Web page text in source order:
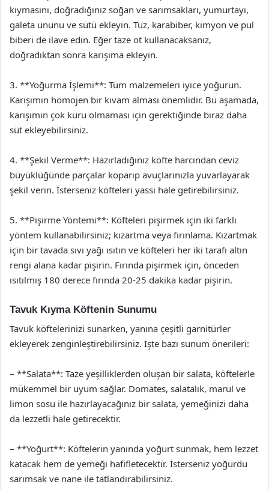
kıymasını, doğradığınız soğan ve sarımsakları, yumurtayı,
galeta ununu ve sütü ekleyin. Tuz, karabiber, kimyon ve pul
biberi de ilave edin. Eğer taze ot kullanacaksanız,
doğradıktan sonra karışıma ekleyin.
3. **Yoğurma İşlemi**: Tüm malzemeleri iyice yoğurun.
Karışımın homojen bir kıvam alması önemlidir. Bu aşamada,
karışımın çok kuru olmaması için gerektiğinde biraz daha
süt ekleyebilirsiniz.
4. **Şekil Verme**: Hazırladığınız köfte harcından ceviz
büyüklüğünde parçalar koparıp avuçlarınızla yuvarlayarak
şekil verin. İsterseniz köfteleri yassı hale getirebilirsiniz.
5. **Pişirme Yöntemi**: Köfteleri pişirmek için iki farklı
yöntem kullanabilirsiniz; kızartma veya fırınlama. Kızartmak
için bir tavada sıvı yağı ısıtın ve köfteleri her iki tarafı altın
rengi alana kadar pişirin. Fırında pişirmek için, önceden
ısıtılmış 180 derece fırında 20-25 dakika kadar pişirin.
Tavuk Kıyma Köftenin Sunumu
Tavuk köftelerinizi sunarken, yanına çeşitli garnitürler
ekleyerek zenginleştirebilirsiniz. İşte bazı sunum önerileri:
– **Salata**: Taze yeşilliklerden oluşan bir salata, köftelerle
mükemmel bir uyum sağlar. Domates, salatalık, marul ve
limon sosu ile hazırlayacağınız bir salata, yemeğinizi daha
da lezzetli hale getirecektir.
– **Yoğurt**: Köftelerin yanında yoğurt sunmak, hem lezzet
katacak hem de yemeği hafifletecektir. İsterseniz yoğurdu
sarımsak ve nane ile tatlandırabilirsiniz.